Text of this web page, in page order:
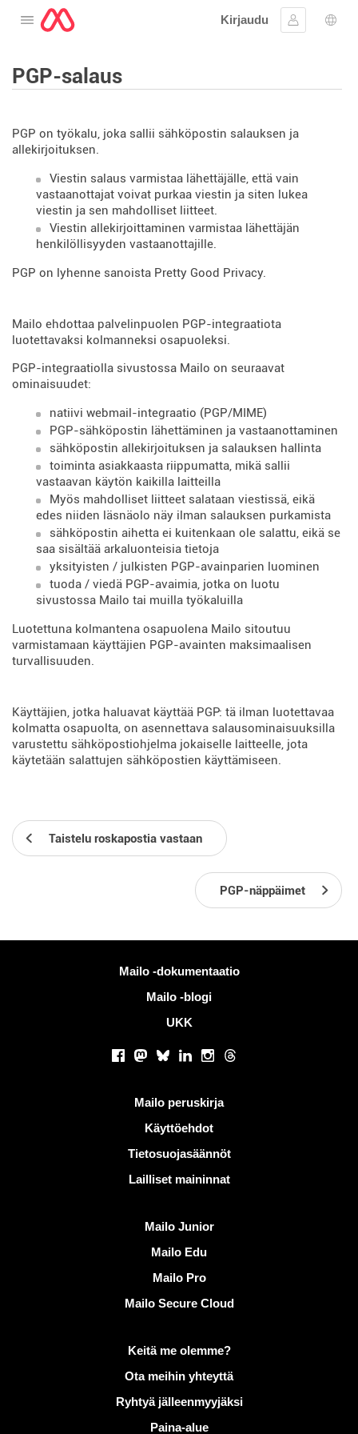
Avaa valikko
Kirjaudu
Kirjaudu
PGP-salaus
PGP on työkalu, joka sallii sähköpostin salauksen ja
allekirjoituksen.
Viestin salaus varmistaa lähettäjälle, että vain
vastaanottajat voivat purkaa viestin ja siten lukea
viestin ja sen mahdolliset liitteet.
Viestin allekirjoittaminen varmistaa lähettäjän
henkilöllisyyden vastaanottajille.
PGP on lyhenne sanoista Pretty Good Privacy.
Mailo ehdottaa palvelinpuolen PGP-integraatiota
luotettavaksi kolmanneksi osapuoleksi.
PGP-integraatiolla sivustossa Mailo on seuraavat
ominaisuudet:
natiivi webmail-integraatio (PGP/MIME)
PGP-sähköpostin lähettäminen ja vastaanottaminen
sähköpostin allekirjoituksen ja salauksen hallinta
toiminta asiakkaasta riippumatta, mikä sallii
vastaavan käytön kaikilla laitteilla
Myös mahdolliset liitteet salataan viestissä, eikä
edes niiden läsnäolo näy ilman salauksen purkamista
sähköpostin aihetta ei kuitenkaan ole salattu, eikä se
saa sisältää arkaluonteisia tietoja
yksityisten / julkisten PGP-avainparien luominen
tuoda / viedä PGP-avaimia, jotka on luotu
sivustossa Mailo tai muilla työkaluilla
Luotettuna kolmantena osapuolena Mailo sitoutuu
varmistamaan käyttäjien PGP-avainten maksimaalisen
turvallisuuden.
Käyttäjien, jotka haluavat käyttää PGP: tä ilman luotettavaa
kolmatta osapuolta, on asennettava salausominaisuuksilla
varustettu sähköpostiohjelma jokaiselle laitteelle, jota
käytetään salattujen sähköpostien käyttämiseen.
Taistelu roskapostia vastaan
PGP-näppäimet
Mailo -dokumentaatio
Mailo -blogi
UKK
Facebook
Mastodon
BlueskyLinkedInInstagram
Threads
Mailo peruskirja
Käyttöehdot
Tietosuojasäännöt
Lailliset maininnat
Mailo Junior
Mailo Edu
Mailo Pro
Mailo Secure Cloud
Lisätietoja aiheesta MailoKeitä me olemme?
Ota meihin yhteyttä
Ryhtyä jälleenmyyjäksi
Paina-alue